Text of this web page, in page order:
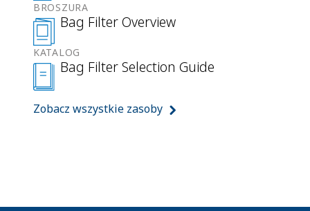
BROSZURA
Bag Filter Overview
KATALOG
Bag Filter Selection Guide
Zobacz wszystkie zasoby